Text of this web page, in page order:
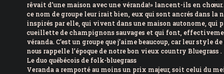
rêvait d’une maison avec une véranda!» lancent-ils en
ce nom de groupe leur irait bien, eux qui sont ancrés dans la
inspirés par elle, qui vivent dans une maison autonome, qui
cueillette de champignons sauvages et qui font,
véranda. C’est un groupe que j’aime beaucoup, car leur style
nous rappelle l’époque de notre bon vieux country Bluegrass .
Le duo québécois de folk-bluegrass
Veranda a remporté au moins un prix majeur, soit celui du